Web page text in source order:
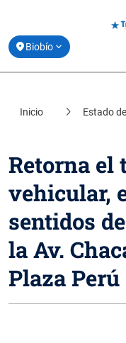
Biobío
Derribando Mitos
Centro de ayuda
Acerca de Transporte
location_onSantiago
location_on Valparaíso
location_onLos Lagos
Inicio Estado
Retorna el
vehicular,
sentidos
la Av.
Plaza